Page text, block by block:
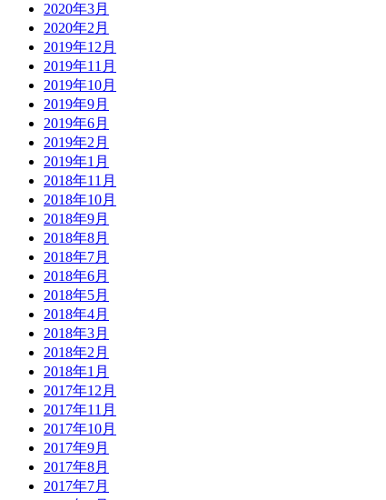
2020年3月
2020年2月
2019年12月
2019年11月
2019年10月
2019年9月
2019年6月
2019年2月
2019年1月
2018年11月
2018年10月
2018年9月
2018年8月
2018年7月
2018年6月
2018年5月
2018年4月
2018年3月
2018年2月
2018年1月
2017年12月
2017年11月
2017年10月
2017年9月
2017年8月
2017年7月